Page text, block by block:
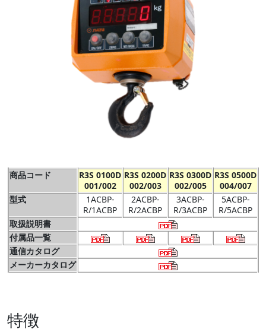
商品コード
R3S 0100D
001/002
R3S 0200D
002/003
R3S 0300D
002/005
R3S 0500D
004/007
型式
1ACBP-
R/1ACBP
2ACBP-
R/2ACBP
3ACBP-
R/3ACBP
5ACBP-
R/5ACBP
取扱説明書
付属品一覧
通信カタログ
メーカーカタログ
特徴